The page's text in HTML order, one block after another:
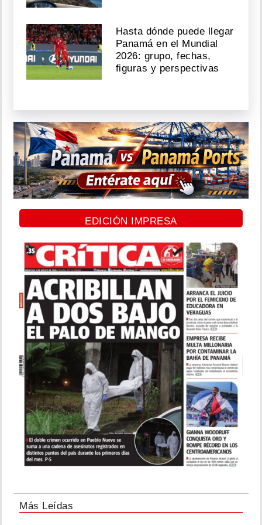
Hasta dónde puede llegar
Panamá en el Mundial
2026: grupo, fechas,
figuras y perspectivas
EDICIÓN IMPRESA
Más Leídas